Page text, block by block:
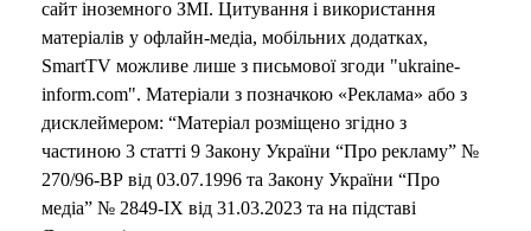
сайт іноземного ЗМІ. Цитування і використання
матеріалів у офлайн-медіа, мобільних додатках,
SmartTV можливе лише з письмової згоди "ukraine-
inform.com". Матеріали з позначкою «Реклама» або з
дисклеймером: “Матеріал розміщено згідно з
частиною 3 статті 9 Закону України “Про рекламу” №
270/96-ВР від 03.07.1996 та Закону України “Про
медіа” № 2849-IX від 31.03.2023 та на підставі